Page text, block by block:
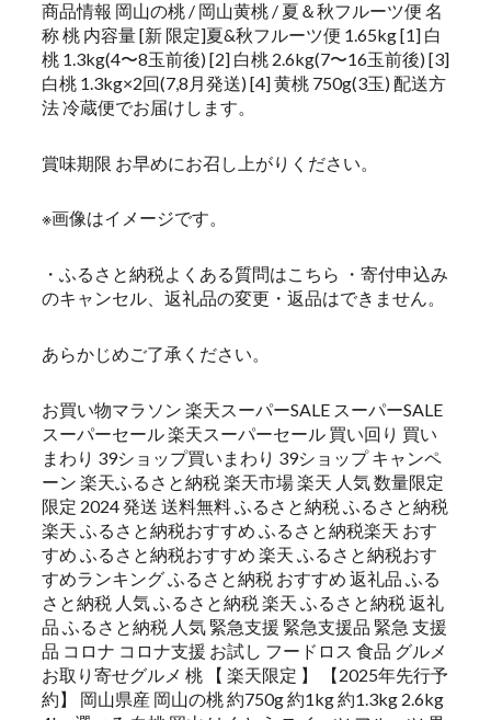
商品情報 岡山の桃 / 岡山黄桃 / 夏＆秋フルーツ便 名
称 桃 内容量 [新 限定]夏&秋フルーツ便 1.65kg [1] 白
桃 1.3kg(4〜8玉前後) [2] 白桃 2.6kg(7〜16玉前後) [3]
白桃 1.3kg×2回(7,8月発送) [4] 黄桃 750g(3玉) 配送方
法 冷蔵便でお届けします。
賞味期限 お早めにお召し上がりください。
※画像はイメージです。
・ふるさと納税よくある質問はこちら ・寄付申込み
のキャンセル、返礼品の変更・返品はできません。
あらかじめご了承ください。
お買い物マラソン 楽天スーパーSALE スーパーSALE
スーパーセール 楽天スーパーセール 買い回り 買い
まわり 39ショップ買いまわり 39ショップ キャンペ
ーン 楽天ふるさと納税 楽天市場 楽天 人気 数量限定
限定 2024 発送 送料無料 ふるさと納税 ふるさと納税
楽天 ふるさと納税おすすめ ふるさと納税楽天 おす
すめ ふるさと納税おすすめ 楽天 ふるさと納税おす
すめランキング ふるさと納税 おすすめ 返礼品 ふる
さと納税 人気 ふるさと納税 楽天 ふるさと納税 返礼
品 ふるさと納税 人気 緊急支援 緊急支援品 緊急 支援
品 コロナ コロナ支援 お試し フードロス 食品 グルメ
お取り寄せグルメ 桃 【 楽天限定 】 【2025年先行予
約】 岡山県産 岡山の桃 約750g 約1kg 約1.3kg 2.6kg